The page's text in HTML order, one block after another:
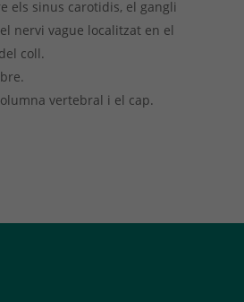
els sinus carotidis, el gangli
nervi vague localitzat en el
coll.
vertebral i el cap.